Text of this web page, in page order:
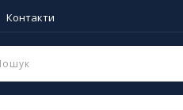
Контакти